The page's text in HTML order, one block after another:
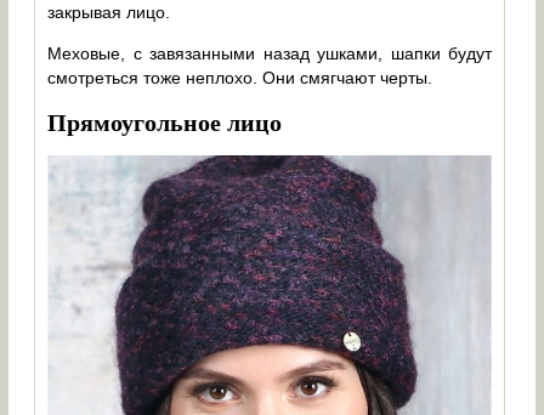
закрывая лицо.
Меховые, с завязанными назад ушками, шапки будут
смотреться тоже неплохо. Они смягчают черты.
Прямоугольное лицо